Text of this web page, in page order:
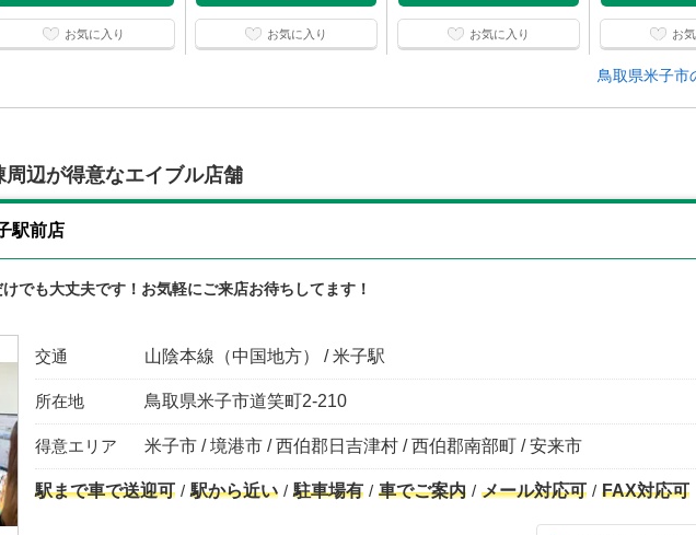
お気に入り お気に入り お気に入り お
鳥取県米子市
辺が得意なエイブル店舗
駅前店
でも大丈夫です！お気軽にご来店お待ちしてます！
交通 山陰本線（中国地方） / 米子駅
所在地 鳥取県米子市道笑町2-210
得意エリア 米子市 / 境港市 / 西伯郡日吉津村 / 西伯郡南部町 / 安来市
駅まで車で送迎可 駅から近い 駐車場有 車でご案内 メール対応可 FAX対応可